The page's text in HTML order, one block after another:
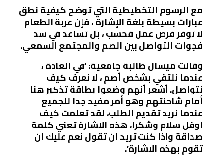
مع الرسوم التخطيطية التي توضح كيفية نطق
عبارات بسيطة بلغة الإشارة ، فإن عربة الطعام
لا توفر فرص عمل فحسب ، بل تساعد في سد
فجوات التواصل بين الصم والمجتمع السمعي.
وقالت ميسال طالبة جامعية: ‘في العادة ،
عندما نلتقي بشخص أصم ، لا نعرف كيف
نتواصل. أشعر أنهم وضعوا بطاقة تذكير هنا
أمام شاحنتهم وهو أمر مفيد جدًا للجميع
عندما نريد تقديم الطلب، لقد تعلمت كيف
اوقل سلام وشكرا، هذه الاشارة تعني كلمة
صداقة واذا كنت تريد ان تقول نعم عليك ان
تقوم بهذه الاشارة’.